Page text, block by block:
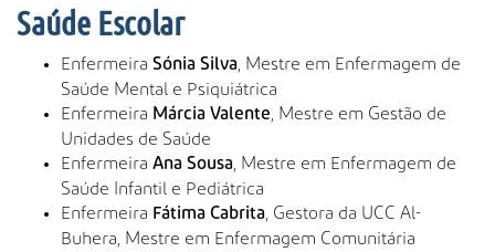
Saúde Escolar
Enfermeira Sónia Silva , Mestre em Enfermagem de
Saúde Mental e Psiquiátrica
Enfermeira Márcia Valente , Mestre em Gestão de
Unidades de Saúde
Enfermeira Ana Sousa , Mestre em Enfermagem de
Saúde Infantil e Pediátrica
Enfermeira Fátima Cabrita , Gestora da UCC Al-
Buhera, Mestre em Enfermagem Comunitária